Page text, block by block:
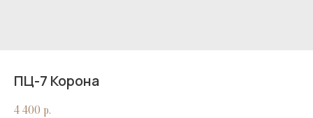
ПЦ-7 Корона
4 400 р.